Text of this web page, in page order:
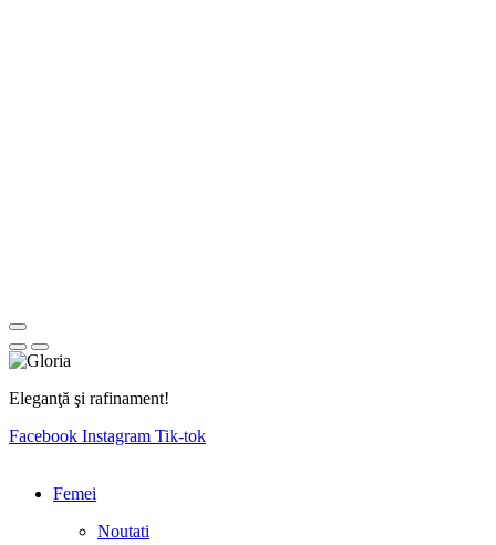
Eleganţă şi rafinament!
Facebook Instagram Tik-tok
Femei
Noutati